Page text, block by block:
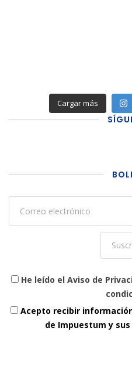
Cargar más
He leído el Aviso de
Acepto recibir
de Impuestum y